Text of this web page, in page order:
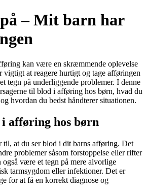
– Mit barn har
kan være en skræmmende oplevelse
at reagere hurtigt og tage afføringen
tegn på underliggende problemer. I denne
til blod i afføring hos børn, hvad du
hvordan du bedst håndterer situationen.
afføring hos børn
til, at du ser blod i dit barns afføring. Det
problemer såsom forstoppelse eller rifter
også være et tegn på mere alvorlige
tarmsygdom eller infektioner. Det er
for at få en korrekt diagnose og